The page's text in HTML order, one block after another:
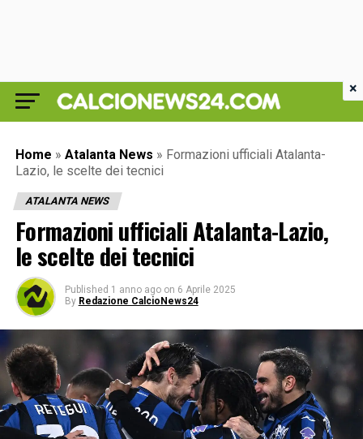
Home » Atalanta News » Formazioni ufficiali Atalanta-
Lazio, le scelte dei tecnici
ATALANTA NEWS
Formazioni ufficiali Atalanta-Lazio,
le scelte dei tecnici
Published 1 anno ago on 6 Aprile 2025
By Redazione CalcioNews24
×